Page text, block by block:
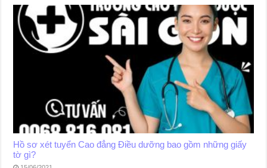
Hồ sơ xét tuyển Cao đẳng Điều dưỡng bao gồm những giấy
tờ gì?